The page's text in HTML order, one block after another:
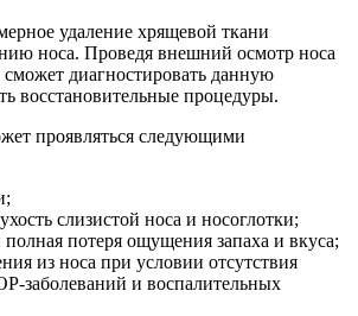
удаление хрящевой ткани
носа. Проведя внешний осмотр носа
сможет диагностировать данную
восстановительные процедуры.
проявляться следующими
слизистой носа и носоглотки;
полная потеря ощущения запаха и вкуса;
из носа при условии отсутствия
заболеваний и воспалительных